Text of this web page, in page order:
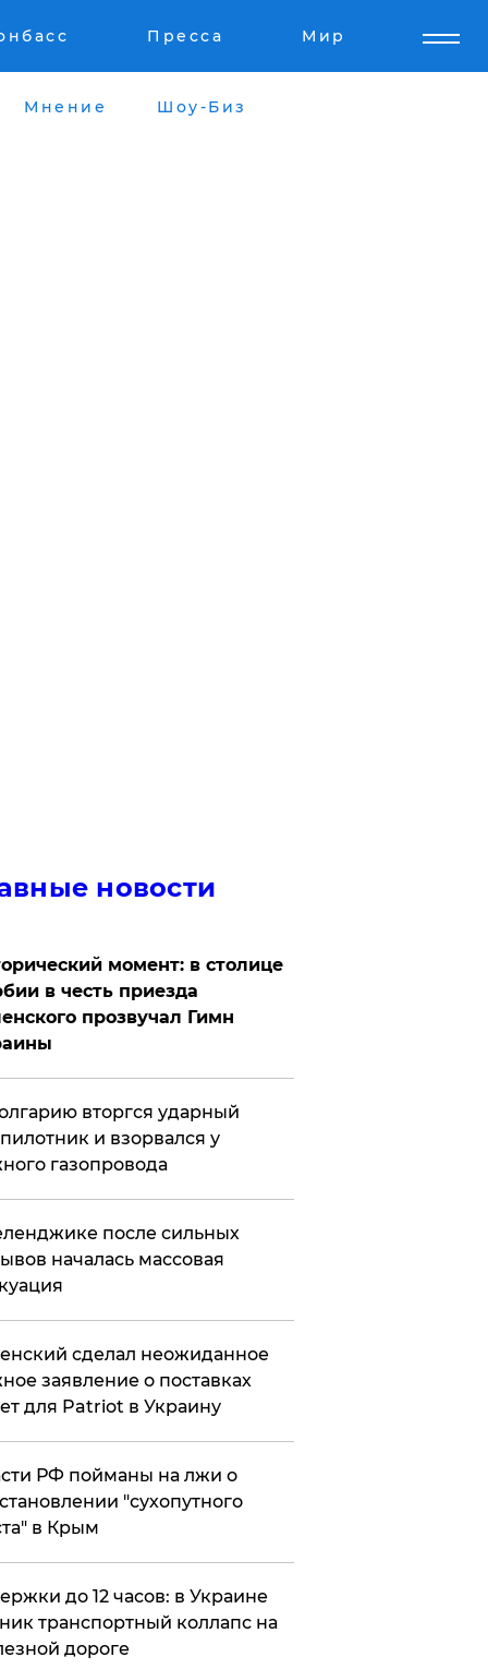
Пресса Мир
Мнение Шоу-Биз
новости
момент: в столице
в честь приезда
прозвучал Гимн
вторгся ударный
и взорвался у
газопровода
после сильных
началась массовая
сделал неожиданное
заявление о поставках
для Patriot в Украину
РФ пойманы на лжи о
"сухопутного
в Крым
до 12 часов: в Украине
транспортный коллапс на
дороге